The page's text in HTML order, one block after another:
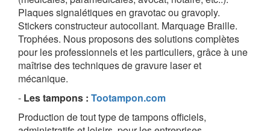
Plaques signalétiques en gravotac ou gravoply.
Stickers constructeur autocollant. Marquage Braille.
Trophées. Nous proposons des solutions complètes
pour les professionnels et les particuliers, grâce à une
maîtrise des techniques de gravure laser et
mécanique.
- Les tampons : Tootampon.com
Production de tout type de tampons officiels,